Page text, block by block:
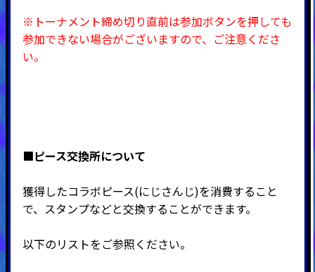
※トーナメント締め切り直前は参加ボタンを押しても
参加できない場合がございますので、ご注意くださ
い。
■ピース交換所について
獲得したコラボピース(にじさんじ)を消費すること
で、スタンプなどと交換することができます。
以下のリストをご参照ください。